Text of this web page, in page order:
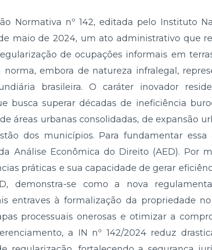
Normativa nº 142, editada pelo Instituto
maio de 2024, um ato administrativo que
de ocupações informais em
embora de natureza infralegal,
brasileira. O caráter inovador
busca superar décadas de ineficiência
áreas urbanas consolidadas, de expansão
dos municípios. Para fundamentar essa
Análise Econômica do Direito (AED). Por
práticas e sua capacidade de gerar
demonstra-se como a nova
entraves à formalização da propriedade no
processuais onerosas e otimizar a
a IN nº 142/2024 reduz